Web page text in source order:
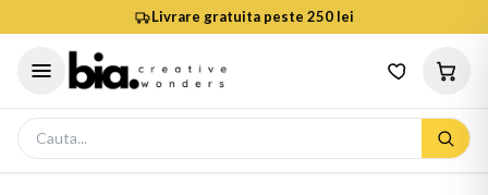
Livrare gratuita peste 250 lei